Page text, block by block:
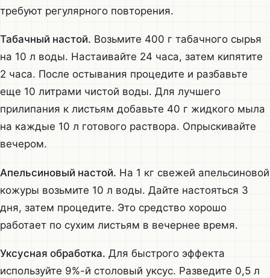
требуют регулярного повторения.
Табачный настой. Возьмите 400 г табачного сырья
на 10 л воды. Настаивайте 24 часа, затем кипятите
2 часа. После остывания процедите и разбавьте
еще 10 литрами чистой воды. Для лучшего
прилипания к листьям добавьте 40 г жидкого мыла
на каждые 10 л готового раствора. Опрыскивайте
вечером.
Апельсиновый настой. На 1 кг свежей апельсиновой
кожуры возьмите 10 л воды. Дайте настояться 3
дня, затем процедите. Это средство хорошо
работает по сухим листьям в вечернее время.
Уксусная обработка. Для быстрого эффекта
используйте 9%-й столовый уксус. Разведите 0,5 л